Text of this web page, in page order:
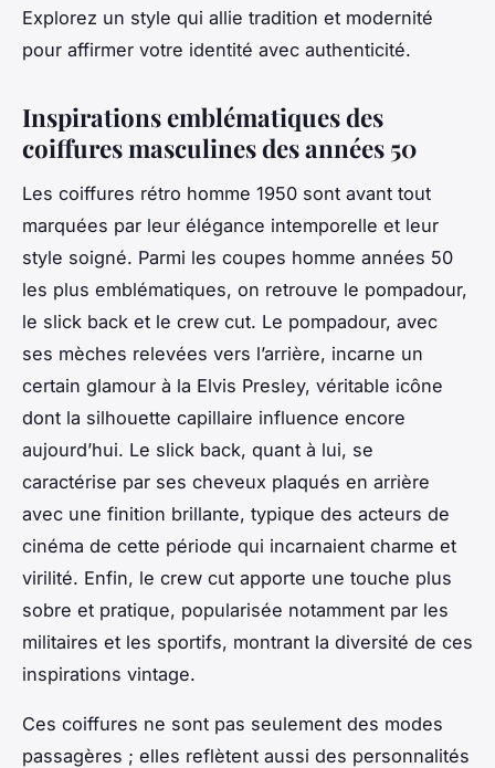
Explorez un style qui allie tradition et modernité
pour affirmer votre identité avec authenticité.
Inspirations emblématiques des
coiffures masculines des années 50
Les coiffures rétro homme 1950 sont avant tout
marquées par leur élégance intemporelle et leur
style soigné. Parmi les coupes homme années 50
les plus emblématiques, on retrouve le pompadour,
le slick back et le crew cut. Le pompadour, avec
ses mèches relevées vers l’arrière, incarne un
certain glamour à la Elvis Presley, véritable icône
dont la silhouette capillaire influence encore
aujourd’hui. Le slick back, quant à lui, se
caractérise par ses cheveux plaqués en arrière
avec une finition brillante, typique des acteurs de
cinéma de cette période qui incarnaient charme et
virilité. Enfin, le crew cut apporte une touche plus
sobre et pratique, popularisée notamment par les
militaires et les sportifs, montrant la diversité de ces
inspirations vintage.
Ces coiffures ne sont pas seulement des modes
passagères ; elles reflètent aussi des personnalités